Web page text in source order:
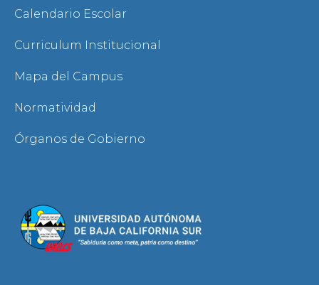
Calendario Escolar
Curriculum Institucional
Mapa del Campus
Normatividad
Órganos de Gobierno